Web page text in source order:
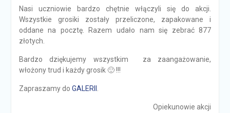
Nasi uczniowie bardzo chętnie włączyli się do akcji.
Wszystkie grosiki zostały przeliczone, zapakowane i
oddane na pocztę. Razem udało nam się zebrać 877
złotych.
Bardzo dziękujemy wszystkim za zaangażowanie,
włożony trud i każdy grosik 🙂 !!!
Zapraszamy do GALERII
Opiekunowie akcji